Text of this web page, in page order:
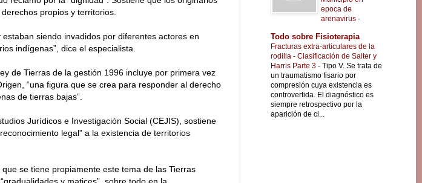
propios y territorios.
siendo invadidos por diferentes actores en
indígenas”, dice el especialista.
de Tierras de la gestión 1996 incluye por primera vez
“una figura que se crea para responder al derecho
de tierras bajas”.
Jurídicos e Investigación Social (CEJIS), sostiene
legal” a la existencia de territorios
se tiene propiamente este tema de las Tierras
epoca de
arenavirus -
Todo sobre Fisioterapia
Fracturas extra-articulares de la
rodilla - Clasificación de Salter y
Harris Parte 3 - Tipo V. Se trata de
un traumatismo fisario por
compresión cuya existencia es
controvertida. El diagnóstico es
siempre retrospectivo por la
aparición de ci...